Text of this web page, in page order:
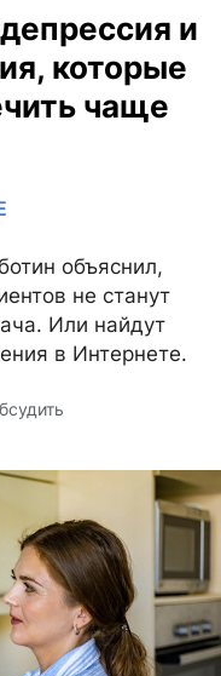
и
которые
чаще
объяснил,
не станут
Или найдут
в Интернете.